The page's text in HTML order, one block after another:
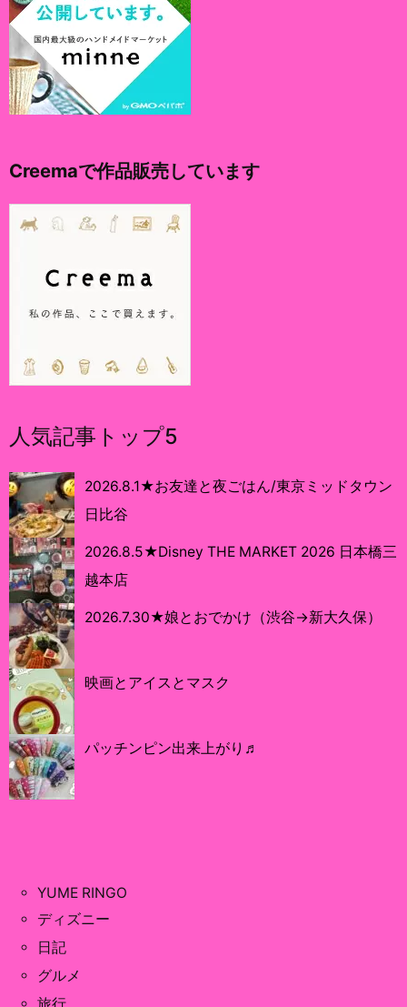
Creemaで作品販売しています
人気記事トップ5
2026.8.1★お友達と夜ごはん/東京ミッドタウン
日比谷
2026.8.5★Disney THE MARKET 2026 日本橋三
越本店
2026.7.30★娘とおでかけ（渋谷→新大久保）
映画とアイスとマスク
パッチンピン出来上がり♬
YUME RINGO
ディズニー
日記
グルメ